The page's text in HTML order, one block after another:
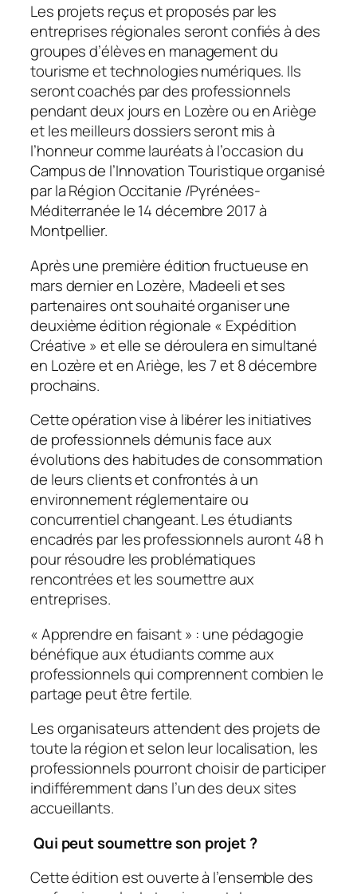
Les projets reçus et proposés par les
entreprises régionales seront confiés à des
groupes d’élèves en management du
tourisme et technologies numériques. Ils
seront coachés par des professionnels
pendant deux jours en Lozère ou en Ariège
et les meilleurs dossiers seront mis à
l’honneur comme lauréats à l’occasion du
Campus de l’Innovation Touristique organisé
par la Région Occitanie /Pyrénées-
Méditerranée le 14 décembre 2017 à
Montpellier.
Après une première édition fructueuse en
mars dernier en Lozère, Madeeli et ses
partenaires ont souhaité organiser une
deuxième édition régionale « Expédition
Créative » et elle se déroulera en simultané
en Lozère et en Ariège, les 7 et 8 décembre
prochains.
Cette opération vise à libérer les initiatives
de professionnels démunis face aux
évolutions des habitudes de consommation
de leurs clients et confrontés à un
environnement réglementaire ou
concurrentiel changeant. Les étudiants
encadrés par les professionnels auront 48 h
pour résoudre les problématiques
rencontrées et les soumettre aux
entreprises.
« Apprendre en faisant » : une pédagogie
bénéfique aux étudiants comme aux
professionnels qui comprennent combien le
partage peut être fertile.
Les organisateurs attendent des projets de
toute la région et selon leur localisation, les
professionnels pourront choisir de participer
indifféremment dans l’un des deux sites
accueillants.
Qui peut soumettre son projet ?
Cette édition est ouverte à l’ensemble des